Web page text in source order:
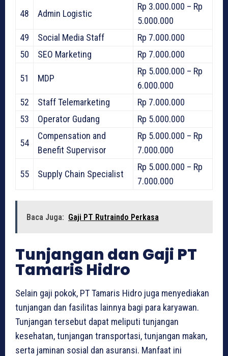
48 Admin Logistic
Rp 3.000.000 – Rp
5.000.000
49
Social Media Staff
Rp 7.000.000
50
SEO Marketing Rp 7.000.000
51 MDP
Rp 5.000.000 – Rp
6.000.000
52
Staff Telemarketing
Rp 7.000.000
53
Operator Gudang Rp 5.000.000
54
Compensation and
Benefit Supervisor
Rp 5.000.000 – Rp
7.000.000
55 Supply Chain Specialist
Rp 5.000.000 – Rp
7.000.000
Baca Juga: Gaji PT Rutraindo Perkasa
Tunjangan dan Gaji PT
Tamaris Hidro
Selain gaji pokok, PT Tamaris Hidro juga menyediakan
tunjangan dan fasilitas lainnya bagi para karyawan.
Tunjangan tersebut dapat meliputi tunjangan
kesehatan, tunjangan transportasi, tunjangan makan,
serta jaminan sosial dan asuransi. Manfaat ini